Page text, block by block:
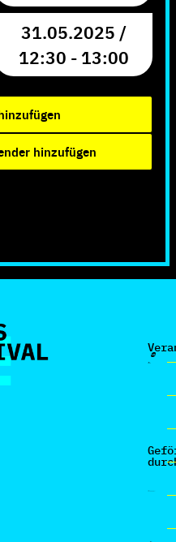
31.05.2025 /
12:30 - 13:00
hinzufügen